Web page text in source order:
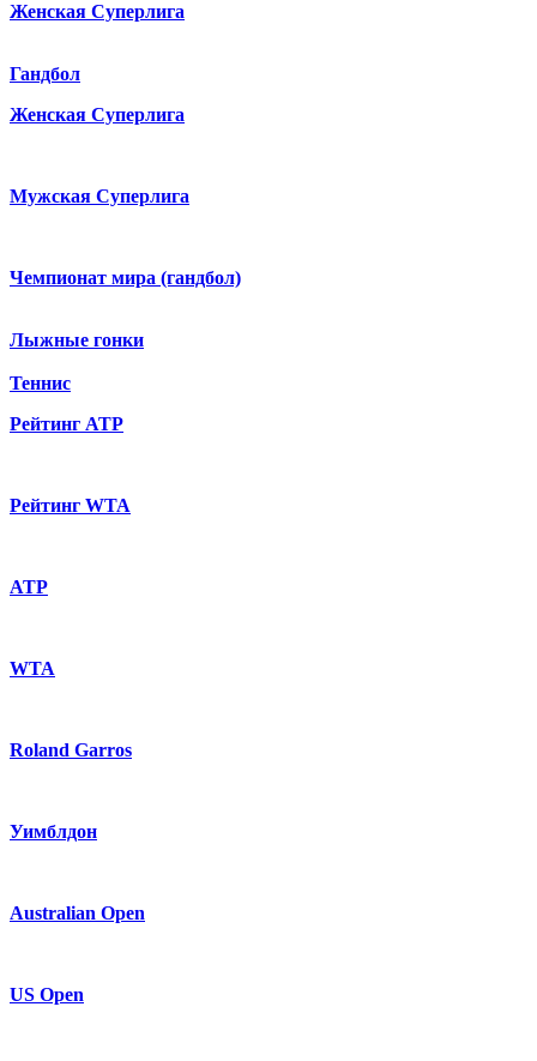
Женская Суперлига
Гандбол
Женская Суперлига
Мужская Суперлига
Чемпионат мира (гандбол)
Лыжные гонки
Теннис
Рейтинг ATP
Рейтинг WTA
ATP
WTA
Roland Garros
Уимблдон
Australian Open
US Open